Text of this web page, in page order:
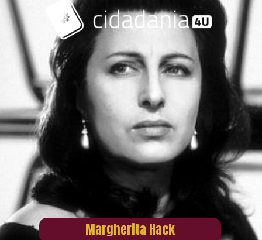
Margherita Hack